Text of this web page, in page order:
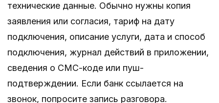
технические данные. Обычно нужны копия
заявления или согласия, тариф на дату
подключения, описание услуги, дата и способ
подключения, журнал действий в приложении,
сведения о СМС-коде или пуш-
подтверждении. Если банк ссылается на
звонок, попросите запись разговора.